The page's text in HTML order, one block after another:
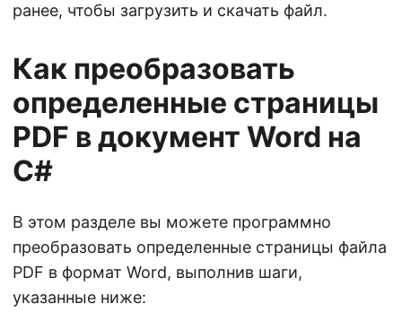
ранее, чтобы загрузить и скачать файл.
Как преобразовать
определенные страницы
PDF в документ Word на
C#
В этом разделе вы можете программно
преобразовать определенные страницы файла
PDF в формат Word, выполнив шаги,
указанные ниже: